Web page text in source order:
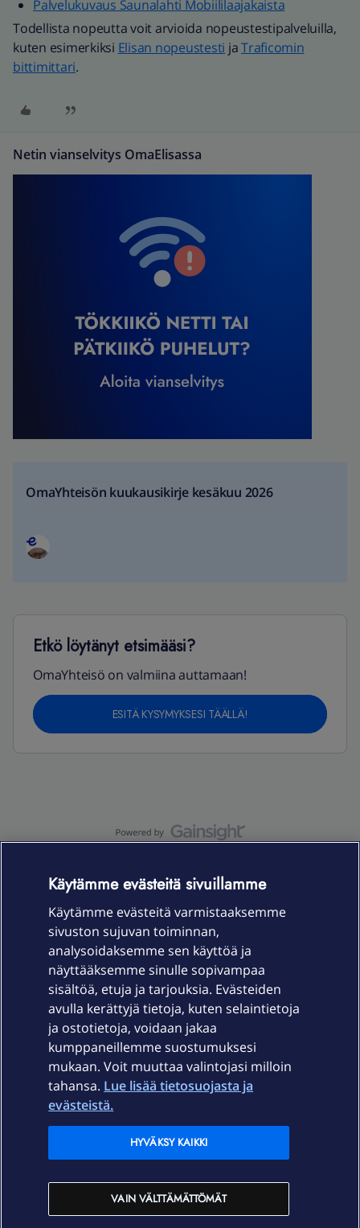
Palvelukuvaus Saunalahti Mobiililaajakaista
Todellista nopeutta voit arvioida nopeustestipalveluilla,
kuten esimerkiksi Elisan nopeustesti jaTraficomin
bittimittari.
Netin vianselvitys OmaElisassa
OmaYhteisön kuukausikirje kesäkuu 2026
Etkö löytänyt etsimääsi?
OmaYhteisö on valmiina auttamaan!
ESITÄ KYSYMYKSESI TÄÄLLÄ!
Laitteet & liittymät
Palvelut
Ajankohtaista
Elisa Oyj
In English
Käytämme evästeitä sivuillamme
Käytämme evästeitä varmistaaksemme
sivuston sujuvan toiminnan,
analysoidaksemme sen käyttöä ja
näyttääksemme sinulle sopivampaa
sisältöä, etuja ja tarjouksia. Evästeiden
avulla kerättyjä tietoja, kuten selaintietoja
ja ostotietoja, voidaan jakaa
kumppaneillemme suostumuksesi
mukaan. Voit muuttaa valintojasi milloin
tahansa. Lue lisää tietosuojasta ja
evästeistä.
VAIN VÄLTTÄMÄTTÖMÄT
HYVÄKSY KAIKKI